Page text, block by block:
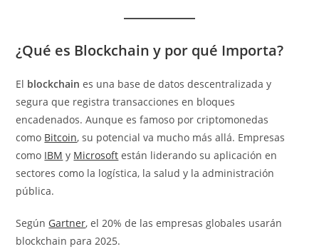
¿Qué es Blockchain y por qué Importa?
El blockchain es una base de datos descentralizada y
segura que registra transacciones en bloques
encadenados. Aunque es famoso por criptomonedas
como Bitcoin, su potencial va mucho más allá. Empresas
como IBM y Microsoft están liderando su aplicación en
sectores como la logística, la salud y la administración
pública.
Según Gartner, el 20% de las empresas globales usarán
blockchain para 2025.